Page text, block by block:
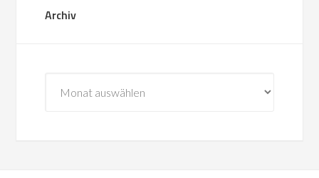
Archiv